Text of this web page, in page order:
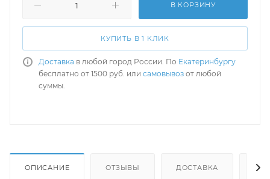
В КОРЗИНУ
КУПИТЬ В 1 КЛИК
Доставка в любой город России. По Екатеринбургу
бесплатно от 1500 руб. или самовывоз от любой
суммы.
ОПИСАНИЕ ОТЗЫВЫ ДОСТАВКА